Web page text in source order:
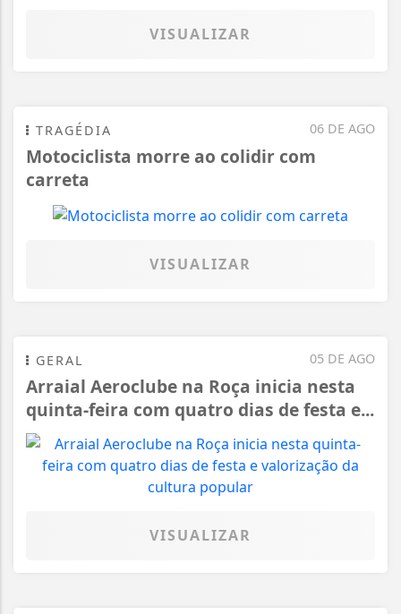
VISUALIZAR
06 DE AGO
TRAGÉDIA
Motociclista morre ao colidir com
carreta
VISUALIZAR
05 DE AGO
GERAL
Arraial Aeroclube na Roça inicia nesta
quinta-feira com quatro dias de festa e...
VISUALIZAR